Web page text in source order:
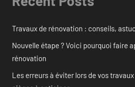
Travaux de rénovation : conseils,
Nouvelle étape ? Voici pourquoi faire
rénovation
Les erreurs à éviter lors de vos